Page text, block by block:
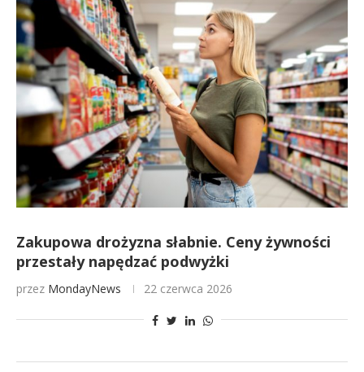
Zakupowa drożyzna słabnie. Ceny żywności
przestały napędzać podwyżki
przez MondayNews 22 czerwca 2026